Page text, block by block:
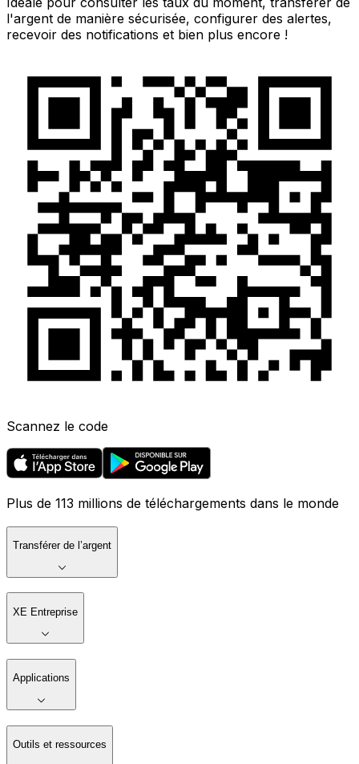
l'argent de manière sécurisée, configurer des alertes,
recevoir des notifications et bien plus encore !
Scannez le code
Plus de 113 millions de téléchargements dans le monde
Transférer de l’argent
XE Entreprise
Applications
Outils et ressources